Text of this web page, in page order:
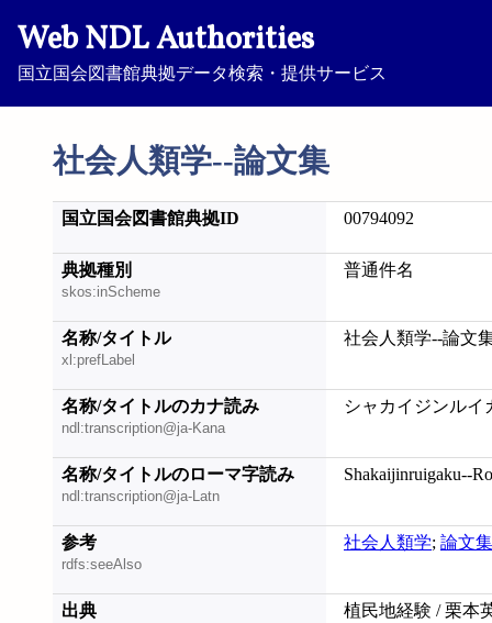
Web NDL Authorities
国立国会図書館典拠データ検索・提供サービス
社会人類学--論文集
国立国会図書館典拠ID 00794092
典拠種別
skos:inScheme
普通件名
名称/タイトル
xl:prefLabel
社会人類学--論文
名称/タイトルのカナ読み
ndl:transcription@ja-Kana
シャカイジンルイ
名称/タイトルのローマ字読み
ndl:transcription@ja-Latn
Shakaijinruigaku--
参考
rdfs:seeAlso
社会人類学; 論文集
出典
植民地経験 / 栗本